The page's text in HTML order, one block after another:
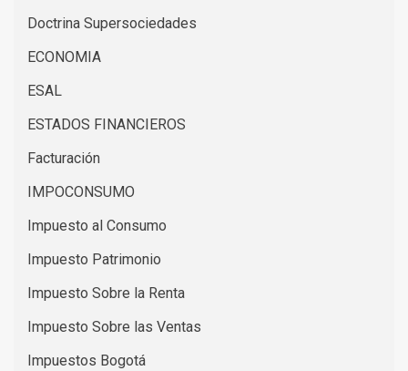
Doctrina Supersociedades
ECONOMIA
ESAL
ESTADOS FINANCIEROS
Facturación
IMPOCONSUMO
Impuesto al Consumo
Impuesto Patrimonio
Impuesto Sobre la Renta
Impuesto Sobre las Ventas
Impuestos Bogotá